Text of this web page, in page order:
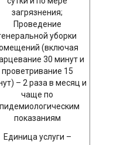
загрязнения;
Проведение
уборки
(включая
30 минут и
проветривание 15
– 2 раза в месяц и
чаще по
показаниям
Единица услуги –